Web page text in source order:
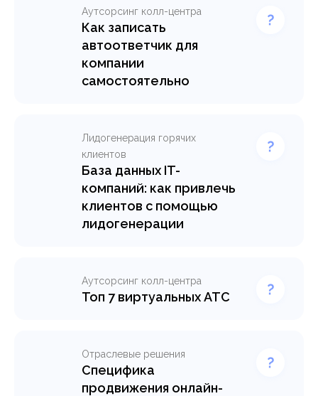
Аутсорсинг колл-центра
Как записать
автоответчик для
компании
самостоятельно
Лидогенерация горячих
клиентов
База данных IT-
компаний: как привлечь
клиентов с помощью
лидогенерации
Аутсорсинг колл-центра
Топ 7 виртуальных АТС
Отраслевые решения
Специфика
продвижения онлайн-